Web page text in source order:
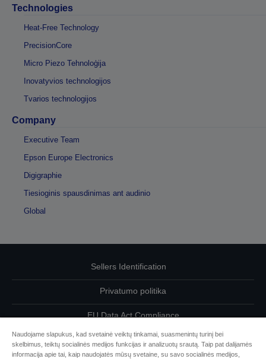
Technologies
Heat-Free Technology
PrecisionCore
Micro Piezo Tehnoloģija
Inovatyvios technologijos
Tvarios technologijos
Company
Executive Team
Epson Europe Electronics
Digigraphie
Tiesioginis spausdinimas ant audinio
Global
Sellers Identification
Privatumo politika
EU Data Act Compliance
Susisiekite su mumis dėl savo duomenų
Naudojame slapukus, kad svetainė veiktų tinkamai, suasmenintų turinį bei
skelbimus, teiktų socialinės medijos funkcijas ir analizuotų srautą. Taip pat dalijamės
informacija apie tai, kaip naudojatės mūsų svetaine, su savo socialinės medijos,